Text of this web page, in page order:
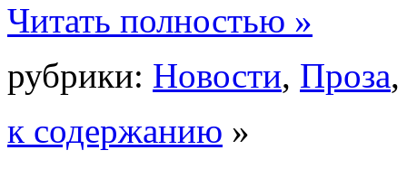
Читать полностью »
рубрики: Новости, Проза
к содержанию »